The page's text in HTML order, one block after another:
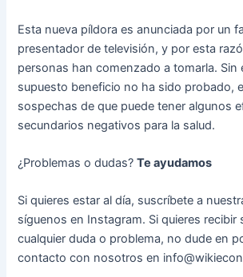
Esta nueva píldora es anunciada por un
presentador de televisión, y por esta
personas han comenzado a tomarla. Sin
supuesto beneficio no ha sido probado,
sospechas de que puede tener algunos
secundarios negativos para la salud.
¿Problemas o dudas?Te ayudamos
Si quieres estar al día, suscríbete a
síguenos en Instagram. Si quieres recibir
cualquier duda o problema, no dude en
contacto con nosotros en